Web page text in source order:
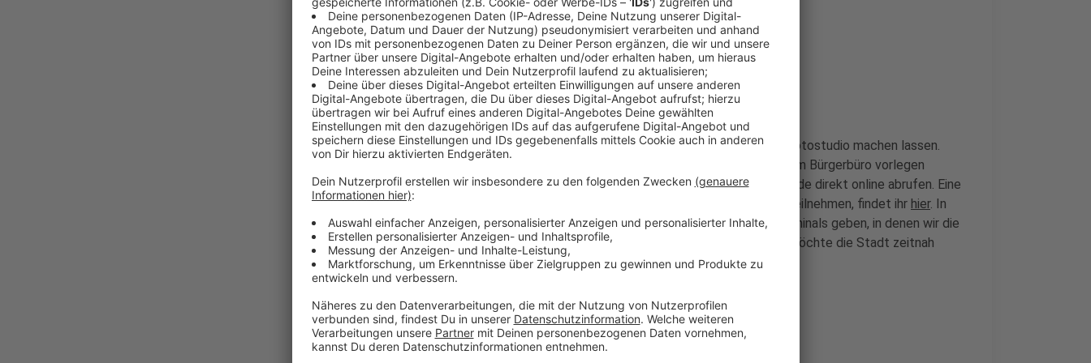
Wie funktioniert das neue Verfahren?
Anzeige
Die Passbilder können wir auch weiterhin wie gewohnt in einem Fotostudio machen lassen.
Nach der Erstellung bekommen wir dann einen QR-Code, den wir im Bürgerbüro vorlegen
können. Das Bürgerbüro kann die Passbilder dann über den QR-Code direkt online abrufen. Eine
Übersicht der Fotostudios, die bereits an dem neuen Verfahren teilnehmen, findet ihr hier. In
Zukunft soll es in den Bürgerbüros auch sogenannte Lichtbildterminals geben, in denen wir die
Passfotos direkt vor Ort machen können. Wann das so weit ist, möchte die Stadt zeitnah
bekanntgeben.
Weitere Infos und Links zum Thema: